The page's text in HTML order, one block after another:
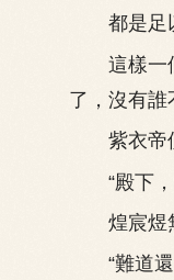
都是足以
這樣一個
了，沒有誰
紫衣帝
“殿下，
煌宸煜
“難道還